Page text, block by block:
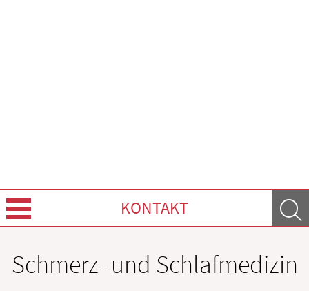
KONTAKT
Schmerz- und Schlafmedizin